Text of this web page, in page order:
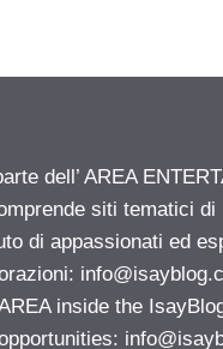
dell’ AREA
siti tematici
di appassionati ed
inside the